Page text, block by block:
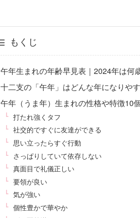
もくじ
午年生まれの年齢早見表｜2024年は何
十二支の「午年」はどんな年になりや
午年（うま年）生まれの性格や特徴10
打たれ強くタフ
社交的ですぐに友達ができる
思い立ったらすぐ行動
さっぱりしていて依存しない
真面目で礼儀正しい
要領が良い
気が強い
個性豊かで華やか